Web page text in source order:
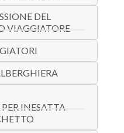
DEL
VIAGGIATORE
INESATTA